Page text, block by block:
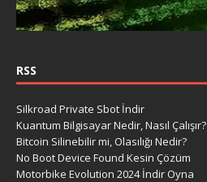
RSS
Silkroad Private Sbot İndir
Kuantum Bilgisayar Nedir, Nasıl Çalışır?
Bitcoin Silinebilir mi, Olasılığı Nedir?
No Boot Device Found Kesin Çözüm
Motorbike Evolution 2024 İndir Oyna